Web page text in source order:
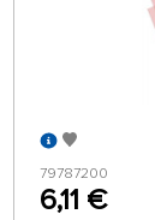
79787200
6,11 €